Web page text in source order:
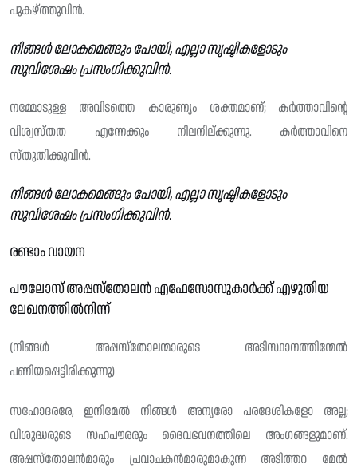
പുകഴ്ത്തുവിൻ.
നിങ്ങൾ ലോകമെങ്ങും പോയി, എല്ലാ സൃഷ്ടികളോടും
സുവിശേഷം പ്രസംഗിക്കുവിൻ.
നമ്മോടുള്ള അവിടത്തെ കാരുണ്യം ശക്തമാണ്; കർത്താവിന്റെ
വിശ്വസ്‌തത എന്നേക്കും നിലനില്ക്കുന്നു. കർത്താവിനെ
സ്തുതിക്കുവിൻ.
നിങ്ങൾ ലോകമെങ്ങും പോയി, എല്ലാ സൃഷ്ടികളോടും
സുവിശേഷം പ്രസംഗിക്കുവിൻ.
രണ്ടാം വായന
പൗലോസ് അപ്പസ്തോലൻ എഫേസോസുകാർക്ക് എഴുതിയ
ലേഖനത്തിൽനിന്ന്
(നിങ്ങൾ അപ്പസ്തോലന്മാരുടെ അടിസ്ഥാനത്തിന്മേൽ
പണിയപ്പെട്ടിരിക്കുന്നു)
സഹോദരരേ, ഇനിമേൽ നിങ്ങൾ അന്യരോ പരദേശികളോ അല്ല;
വിശുദ്ധരുടെ സഹപൗരരും ദൈവഭവനത്തിലെ അംഗങ്ങളുമാണ്.
അപ്പസ്തോലൻമാരും പ്രവാചകൻമാരുമാകുന്ന അടിത്തറ മേൽ